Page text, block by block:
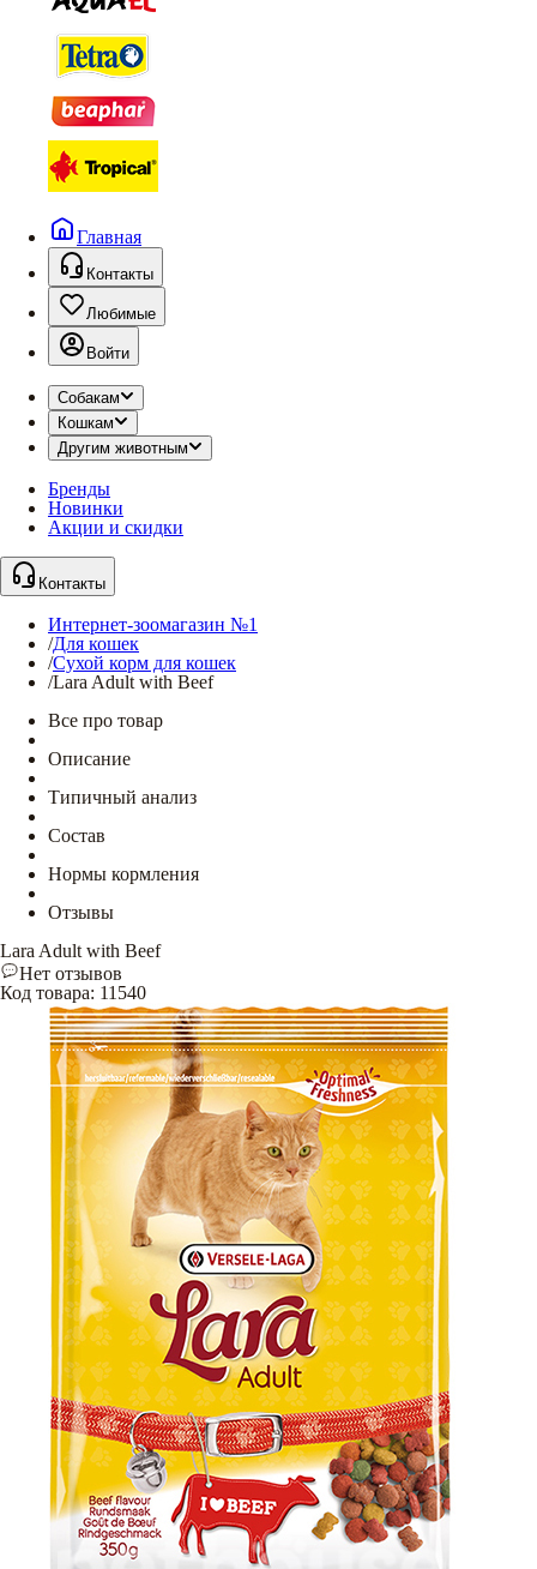
Главная
Контакты
Любимые
Войти
Собакам
Кошкам
Другим животным
Бренды
Новинки
Акции и скидки
Контакты
Интернет-зоомагазин №1
/Для кошек
/Сухой корм для кошек
/Lara Adult with Beef
Все про товар
Описание
Типичный анализ
Состав
Нормы кормления
Отзывы
Lara Adult with Beef
Нет отзывов
Код товара: 11540